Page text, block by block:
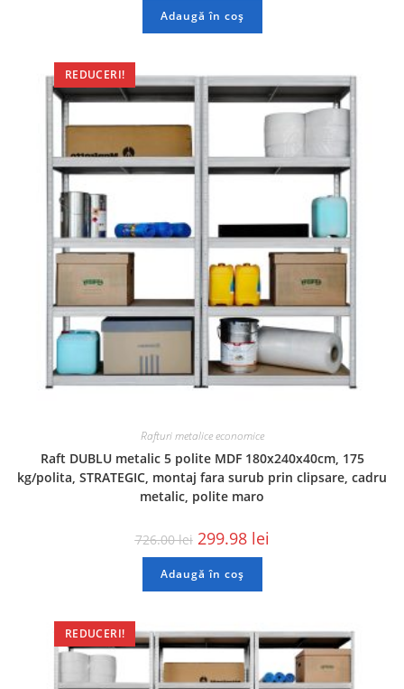
Adaugă în coș
REDUCERI!
Rafturi metalice economice
Raft DUBLU metalic 5 polite MDF 180x240x40cm, 175
kg/polita, STRATEGIC, montaj fara surub prin clipsare, cadru
metalic, polite maro
726.00lei 299.98 lei
Adaugă în coș
REDUCERI!